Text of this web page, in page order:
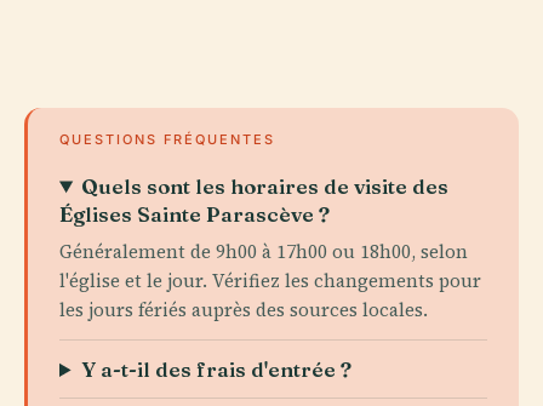
QUESTIONS FRÉQUENTES
Quels sont les horaires de visite des
Églises Sainte Parascève ?
Généralement de 9h00 à 17h00 ou 18h00, selon
l'église et le jour. Vérifiez les changements pour
les jours fériés auprès des sources locales.
Y a-t-il des frais d'entrée ?